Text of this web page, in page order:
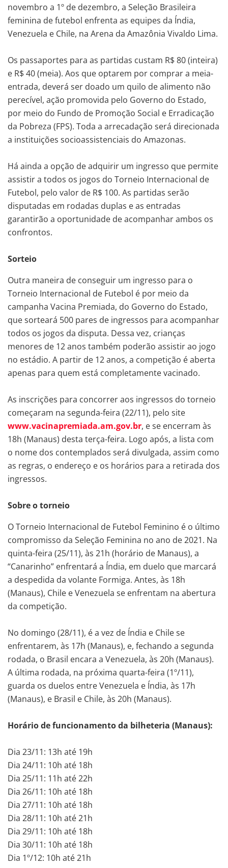
novembro a 1º de dezembro, a Seleção Brasileira
feminina de futebol enfrenta as equipes da Índia,
Venezuela e Chile, na Arena da Amazônia Vivaldo Lima.
Os passaportes para as partidas custam R$ 80 (inteira)
e R$ 40 (meia). Aos que optarem por comprar a meia-
entrada, deverá ser doado um quilo de alimento não
perecível, ação promovida pelo Governo do Estado,
por meio do Fundo de Promoção Social e Erradicação
da Pobreza (FPS). Toda a arrecadação será direcionada
a instituições socioassistenciais do Amazonas.
Há ainda a opção de adquirir um ingresso que permite
assistir a todos os jogos do Torneio Internacional de
Futebol, pelo valor de R$ 100. As partidas serão
disputadas em rodadas duplas e as entradas
garantirão a oportunidade de acompanhar ambos os
confrontos.
Sorteio
Outra maneira de conseguir um ingresso para o
Torneio Internacional de Futebol é por meio da
campanha Vacina Premiada, do Governo do Estado,
que sorteará 500 pares de ingressos para acompanhar
todos os jogos da disputa. Dessa vez, crianças
menores de 12 anos também poderão assistir ao jogo
no estádio. A partir de 12 anos, a competição é aberta
apenas para quem está completamente vacinado.
As inscrições para concorrer aos ingressos do torneio
começaram na segunda-feira (22/11), pelo site
www.vacinapremiada.am.gov.br, e se encerram às
18h (Manaus) desta terça-feira. Logo após, a lista com
o nome dos contemplados será divulgada, assim como
as regras, o endereço e os horários para a retirada dos
ingressos.
Sobre o torneio
O Torneio Internacional de Futebol Feminino é o último
compromisso da Seleção Feminina no ano de 2021. Na
quinta-feira (25/11), às 21h (horário de Manaus), a
“Canarinho” enfrentará a Índia, em duelo que marcará
a despedida da volante Formiga. Antes, às 18h
(Manaus), Chile e Venezuela se enfrentam na abertura
da competição.
No domingo (28/11), é a vez de Índia e Chile se
enfrentarem, às 17h (Manaus), e, fechando a segunda
rodada, o Brasil encara a Venezuela, às 20h (Manaus).
A última rodada, na próxima quarta-feira (1º/11),
guarda os duelos entre Venezuela e Índia, às 17h
(Manaus), e Brasil e Chile, às 20h (Manaus).
Horário de funcionamento da bilheteria (Manaus):
Dia 23/11: 13h até 19h
Dia 24/11: 10h até 18h
Dia 25/11: 11h até 22h
Dia 26/11: 10h até 18h
Dia 27/11: 10h até 18h
Dia 28/11: 10h até 21h
Dia 29/11: 10h até 18h
Dia 30/11: 10h até 18h
Dia 1º/12: 10h até 21h